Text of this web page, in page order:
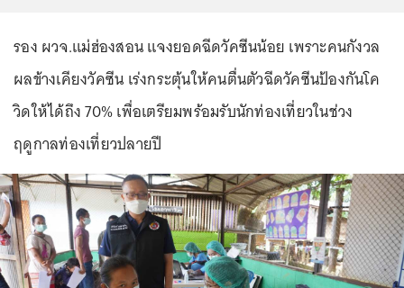
รอง ผวจ.แม่ฮ่องสอน แจงยอดฉีดวัคซีนน้อย เพราะคนกังวล
ผลข้างเคียงวัคซีน เร่งกระตุ้นให้คนตื่นตัวฉีดวัคซีนป้องกันโค
วิดให้ได้ถึง 70% เพื่อเตรียมพร้อมรับนักท่องเที่ยวในช่วง
ฤดูกาลท่องเที่ยวปลายปี